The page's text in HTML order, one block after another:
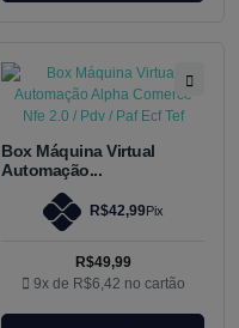
Box Máquina Virtual
Automação...
R$42,99Pix
R$49,99
9x de R$6,42 no cartão